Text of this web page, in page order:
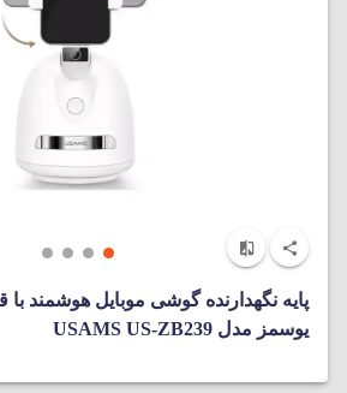
پایه نگهدارنده گوشی موبایل هوشمند با
یوسمز مدل USAMS US-ZB239